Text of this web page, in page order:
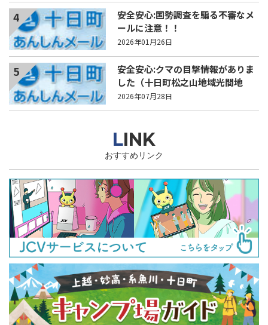
4
安全安心:国勢調査を騙る不審なメ
ールに注意！！
2026年01月26日
5
安全安心:クマの目撃情報がありま
した（十日町松之山地域光間地
内）
2026年07月28日
LINK
おすすめリンク